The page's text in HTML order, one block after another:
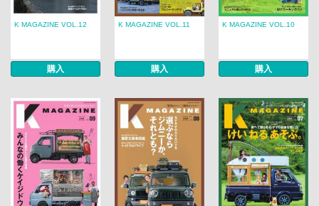
K MAGAZINE VOL.12
購入
K MAGAZINE VOL.11
購入
K MAGAZINE VOL.10
購入